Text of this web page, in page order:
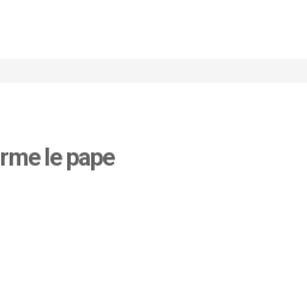
le pape